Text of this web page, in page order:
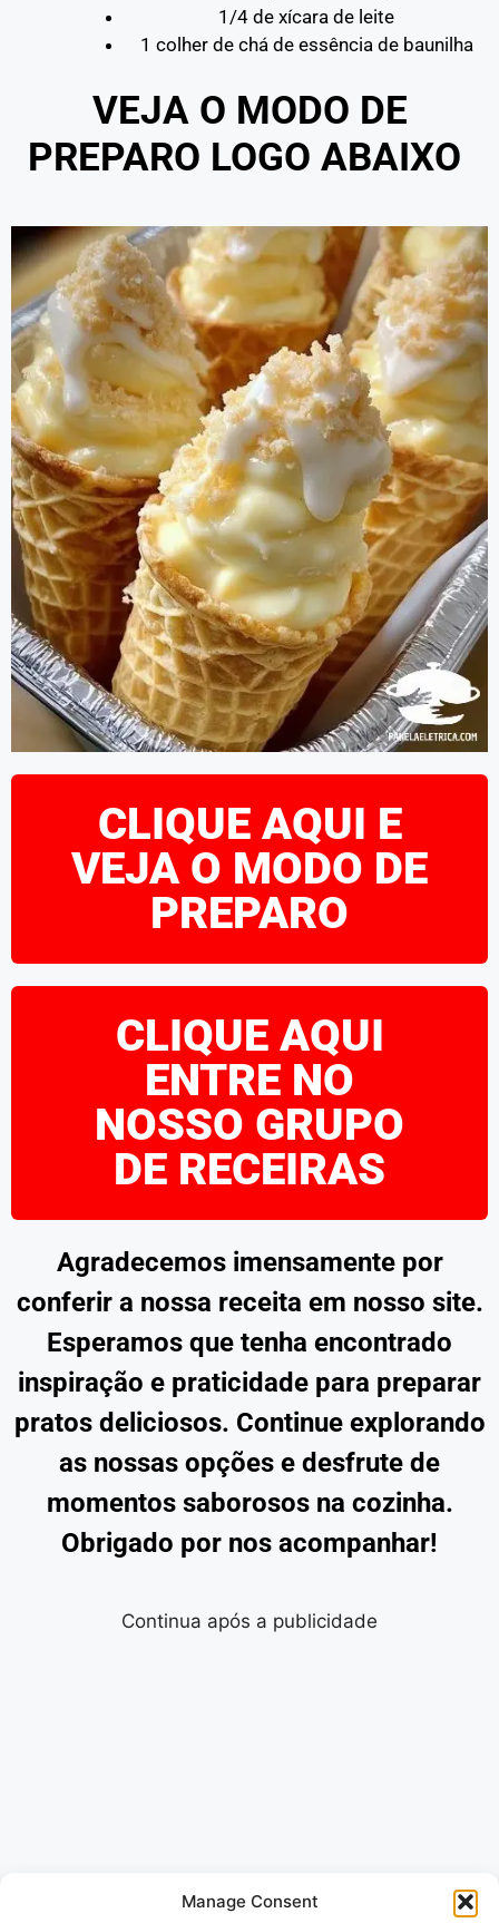
Manage Consent
1/4 de xícara de leite
1 colher de chá de essência de baunilha
VEJA O MODO DE
PREPARO LOGO ABAIXO
CLIQUE AQUI E
VEJA O MODO DE
PREPARO
CLIQUE AQUI
ENTRE NO
NOSSO GRUPO
DE RECEIRAS
Agradecemos imensamente por
conferir a nossa receita em nosso site.
Esperamos que tenha encontrado
inspiração e praticidade para preparar
pratos deliciosos. Continue explorando
as nossas opções e desfrute de
momentos saborosos na cozinha.
Obrigado por nos acompanhar!
Continua após a publicidade